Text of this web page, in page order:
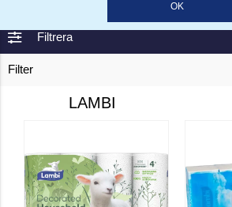
OK
Filtrera
Filter
LAMBI